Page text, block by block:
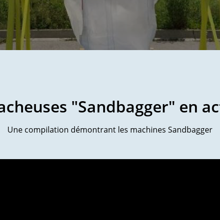
"Sandbagger" en
Une compilation démontrant les machines Sandbagger